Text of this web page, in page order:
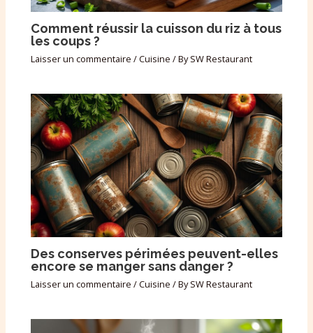
Comment réussir la cuisson du riz à tous
les coups ?
Laisser un commentaire /Cuisine / BySW Restaurant
Des conserves périmées peuvent-elles
encore se manger sans danger ?
Laisser un commentaire /Cuisine / BySW Restaurant